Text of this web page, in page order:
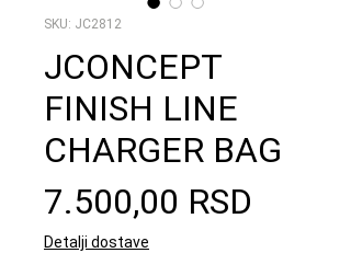
SKU: JC2812
JCONCEPT
FINISH LINE
CHARGER BAG
7.500,00 RSD
Detalji dostave